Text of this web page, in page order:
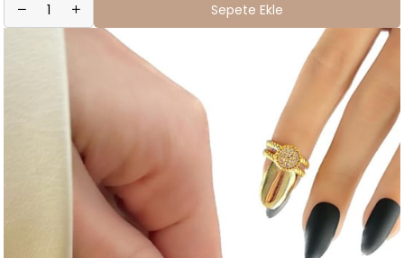
Sepete Ekle